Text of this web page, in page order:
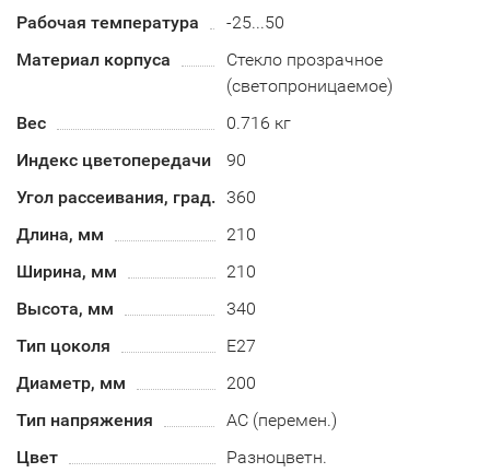
Рабочая температура
-25...50
Материал корпуса
Стекло прозрачное
(светопроницаемое)
Вес
0.716 кг
Индекс цветопередачи
90
Угол рассеивания, град. 360
Длина, мм
210
Ширина, мм
210
Высота, мм
340
Тип цоколя
E27
Диаметр, мм
200
Тип напряжения
AC (перемен.)
Цвет
Разноцветн.